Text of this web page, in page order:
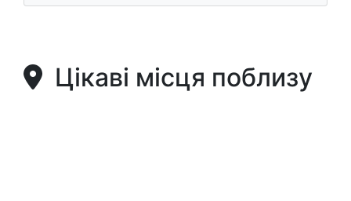
Цікаві місця поблизу